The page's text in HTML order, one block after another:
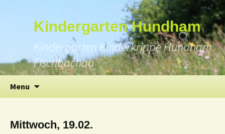
Kindergarten Hundham
Kindergarten Kinderkrippe Hundham
Fischbachau
Menu
content
Suchen
nach:
Mittwoch, 19.02.